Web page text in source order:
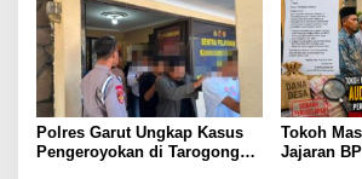
Polres Garut Ungkap Kasus
Pengeroyokan di Tarogong
Tokoh
Jajaran